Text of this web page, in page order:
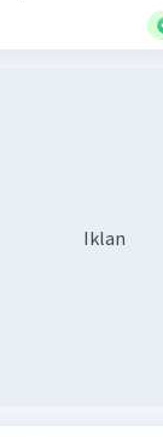
Iklan